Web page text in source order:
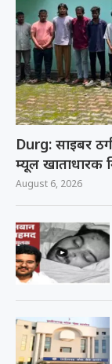
Durg: साइबर
म्यूल खाताधारक
August 6, 2026